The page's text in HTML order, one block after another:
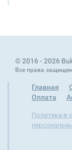
© 2016 - 2026
Все права
Главная
Оплата
Политика в